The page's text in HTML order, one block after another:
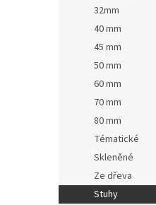
32mm
40 mm
45 mm
50 mm
60 mm
70 mm
80 mm
Tématické
Skleněné
Ze dřeva
Stuhy